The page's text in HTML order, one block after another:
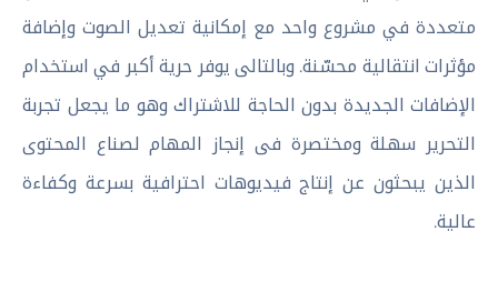
متعددة في مشروع واحد مع إمكانية تعديل الصوت وإضافة
مؤثرات انتقالية محسّنة. وبالتالى يوفر حرية أكبر في استخدام
الإضافات الجديدة بدون الحاجة للاشتراك وهو ما يجعل تجربة
التحرير سهلة ومختصرة فى إنجاز المهام لصناع المحتوى
الذين يبحثون عن إنتاج فيديوهات احترافية بسرعة وكفاءة
عالية.